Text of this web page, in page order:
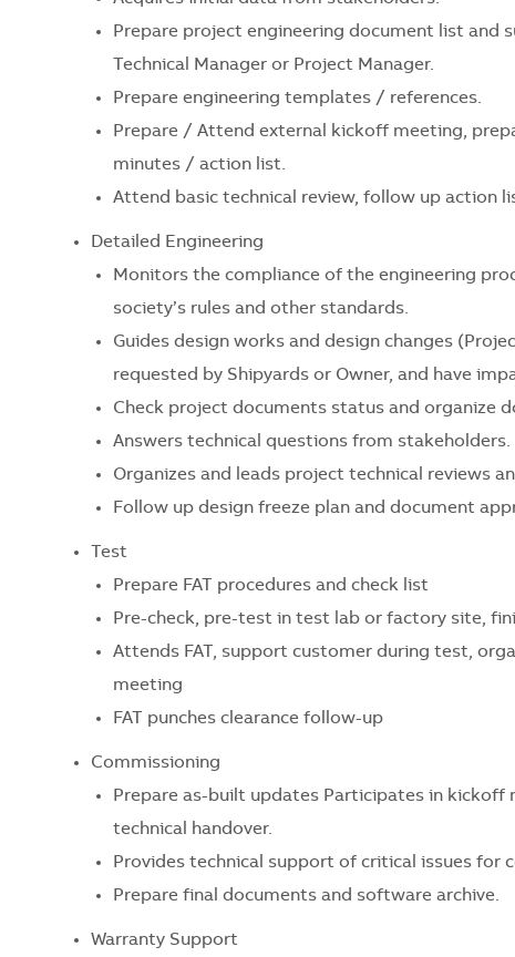
Prepare project engineering document list
Technical Manager or Project Manager.
Prepare engineering templates / references.
Prepare / Attend external kickoff meeting,
minutes / action list.
Attend basic technical review, follow up action
Detailed Engineering
Monitors the compliance of the engineering
society’s rules and other standards.
Guides design works and design changes
requested by Shipyards or Owner, and have
Check project documents status and organize
Answers technical questions from stakeholders.
Organizes and leads project technical reviews
Follow up design freeze plan and document
Test
Prepare FAT procedures and check list
Pre-check, pre-test in test lab or factory site,
Attends FAT, support customer during test,
meeting
FAT punches clearance follow-up
Commissioning
Prepare as-built updates Participates in
technical handover.
Provides technical support of critical issues for
Prepare final documents and software archive.
Warranty Support